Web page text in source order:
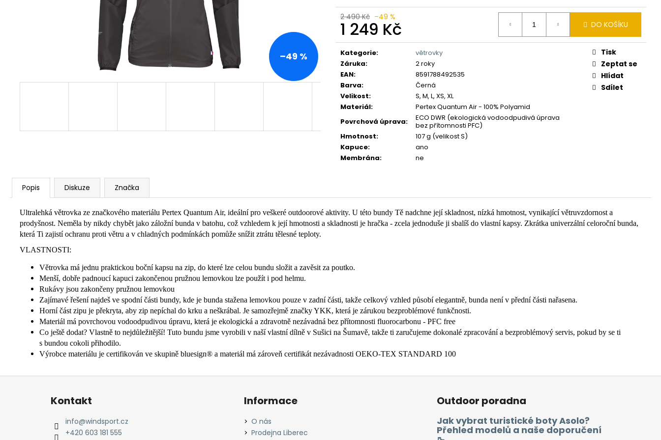
2 490 Kč –49 %
1 249 Kč
Měrná
cena:
DO KOŠÍKU
Kategorie:
větrovky
Záruka:
2 roky
EAN:
8591788492535
Barva:
Černá
Velikost:
S, M, L, XS, XL
Materiál:
Pertex Quantum Air - 100% Polyamid
Povrchová úprava:
ECO DWR (ekologická vodoodpudivá úprava
bez přítomnosti PFC)
Hmotnost:
107 g (velikost S)
Kapuce:
ano
Membrána: ne
Tisk
Zeptat se
Hlídat
Sdílet
–49 %
Popis Diskuze Značka
Ultralehká větrovka ze značkového materiálu Pertex Quantum Air, ideální pro veškeré outdoorové aktivity. U této bundy Tě nadchne její skladnost, nízká hmotnost, vynikající větruvzdornost a
prodyšnost. Neměla by nikdy chybět jako záložní bunda v batohu, což vzhledem k její hmotnosti a skladnosti je hračka - zcela jednoduše ji sbalíš do vlastní kapsy. Zkrátka univerzální celoroční bunda,
která Ti zajistí ochranu proti větru a v chladných podmínkách pomůže snížit ztrátu tělesné teploty.
VLASTNOSTI:
Větrovka má jednu praktickou boční kapsu na zip, do které lze celou bundu složit a zavěsit za poutko.
Menší, dobře padnoucí kapuci zakončenou pružnou lemovkou lze použít i pod helmu.
Rukávy jsou zakončeny pružnou lemovkou
Zajímavé řešení najdeš ve spodní části bundy, kde je bunda stažena lemovkou pouze v zadní části, takže celkový vzhled působí elegantně, bunda není v přední části nařasena.
Horní část zipu je překryta, aby zip nepíchal do krku a neškrábal. Je samozřejmě značky YKK, která je zárukou bezproblémové funkčnosti.
Materiál má povrchovou vodoodpudivou úpravu, která je ekologická a zdravotně nezávadná bez přítomnosti fluorocarbonu - PFC free
Co ještě dodat? Vlastně to nejdůležitější! Tuto bundu jsme vyrobili v naší vlastní dílně v Sušici na Šumavě, takže ti zaručujeme dokonalé zpracování a bezproblémový servis, pokud by se ti
s bundou cokoli přihodilo.
Výrobce materiálu je certifikován ve skupině bluesign® a materiál má zároveň certifikát nezávadnosti OEKO-TEX STANDARD 100
Z
Kontakt
info@windsport.cz
+420 603 181 555
Informace
O nás
Prodejna Liberec
Outdoor poradna
Jak vybrat turistické boty Asolo?
Přehled modelů a naše doporučení